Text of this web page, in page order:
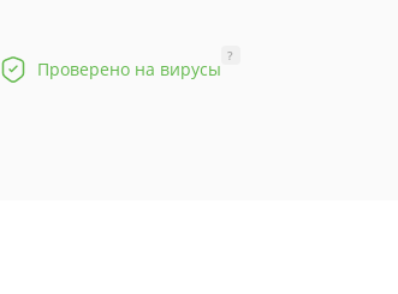
Проверено на вирусы
?